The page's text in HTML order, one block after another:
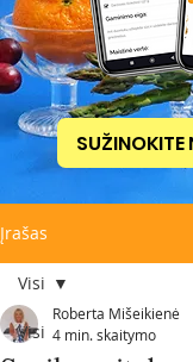
Įrašas
Visi
Visi
Roberta Mišeikienė
4 min. skaitymo